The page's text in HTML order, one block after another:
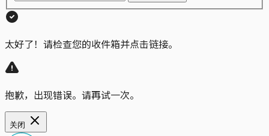
太好了！请检查您的收件箱并点击链接。
抱歉，出现错误。请再试一次。
关闭